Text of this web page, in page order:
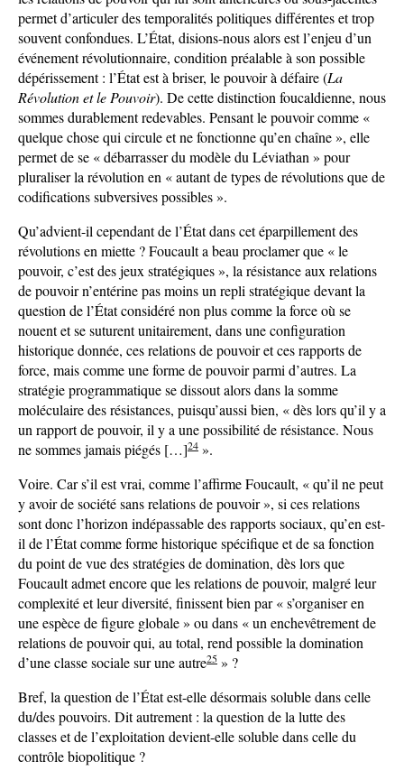
permet d’articuler des temporalités politiques différentes et trop
souvent confondues. L’État, disions-nous alors est l’enjeu d’un
événement révolutionnaire, condition préalable à son possible
dépérissement : l’État est à briser, le pouvoir à défaire (La
Révolution et le Pouvoir). De cette distinction foucaldienne, nous
sommes durablement redevables. Pensant le pouvoir comme «
quelque chose qui circule et ne fonctionne qu’en chaîne », elle
permet de se « débarrasser du modèle du Léviathan » pour
pluraliser la révolution en « autant de types de révolutions que de
codifications subversives possibles ».
Qu’advient-il cependant de l’État dans cet éparpillement des
révolutions en miette ? Foucault a beau proclamer que « le
pouvoir, c’est des jeux stratégiques », la résistance aux relations
de pouvoir n’entérine pas moins un repli stratégique devant la
question de l’État considéré non plus comme la force où se
nouent et se suturent unitairement, dans une configuration
historique donnée, ces relations de pouvoir et ces rapports de
force, mais comme une forme de pouvoir parmi d’autres. La
stratégie programmatique se dissout alors dans la somme
moléculaire des résistances, puisqu’aussi bien, « dès lors qu’il y a
un rapport de pouvoir, il y a une possibilité de résistance. Nous
ne sommes jamais piégés […]24 ».
Voire. Car s’il est vrai, comme l’affirme Foucault, « qu’il ne peut
y avoir de société sans relations de pouvoir », si ces relations
sont donc l’horizon indépassable des rapports sociaux, qu’en est-
il de l’État comme forme historique spécifique et de sa fonction
du point de vue des stratégies de domination, dès lors que
Foucault admet encore que les relations de pouvoir, malgré leur
complexité et leur diversité, finissent bien par « s’organiser en
une espèce de figure globale » ou dans « un enchevêtrement de
relations de pouvoir qui, au total, rend possible la domination
d’une classe sociale sur une autre25 » ?
Bref, la question de l’État est-elle désormais soluble dans celle
du/des pouvoirs. Dit autrement : la question de la lutte des
classes et de l’exploitation devient-elle soluble dans celle du
contrôle biopolitique ?